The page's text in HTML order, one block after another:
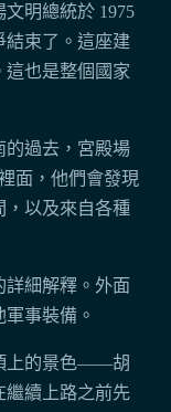
明總統於 1975
結束了。這座建
這也是整個國家
的過去，宮殿場
面，他們會發現
，以及來自各種
詳細解釋。外面
事裝備。
上的景色——胡
繼續上路之前先